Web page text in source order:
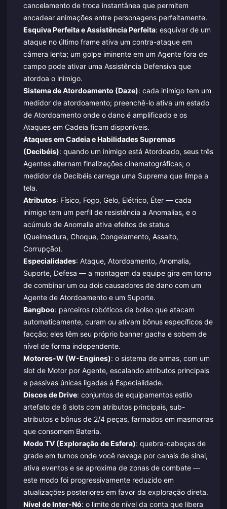
cancelamento de troca instantânea que permitem
encadear animações entre personagens perfeitamente.
Esquiva Perfeita e Assistência Perfeita: esquivar de um
ataque no último frame ativa um contra-ataque em
câmera lenta; um golpe iminente em um Agente fora de
campo pode ativar uma Assistência Defensiva que
atordoa o inimigo.
Sistema de Atordoamento (Daze): cada inimigo tem um
medidor de atordoamento; preenchê-lo ativa um estado
de Atordoamento onde o dano é amplificado e os
Ataques em Cadeia ficam disponíveis.
Ataques em Cadeia e Habilidades Supremas
(Decibéis): quando um inimigo está Atordoado, seus três
Agentes alternam finalizações cinematográficas; o
medidor de Decibéis carrega uma Suprema que limpa a
tela.
Atributos: Físico, Fogo, Gelo, Elétrico, Éter — cada
inimigo tem um perfil de resistência a Anomalias, e o
acúmulo de Anomalia ativa efeitos de status
(Queimadura, Choque, Congelamento, Assalto,
Corrupção).
Especialidades: Ataque, Atordoamento, Anomalia,
Suporte, Defesa — a montagem da equipe gira em torno
de combinar um ou dois causadores de dano com um
Agente de Atordoamento e um Suporte.
Bangboo: parceiros robóticos de bolso que atacam
automaticamente, curam ou ativam bônus específicos de
facção; eles têm seu próprio banner gacha e sobem de
nível de forma independente.
Motores-W (W-Engines): o sistema de armas, com um
slot de Motor por Agente, escalando atributos principais
e passivas únicas ligadas à Especialidade.
Discos de Drive: conjuntos de equipamentos estilo
artefato de 6 slots com atributos principais, sub-
atributos e bônus de 2/4 peças, farmados em masmorras
que consomem Bateria.
Modo TV (Exploração de Esfera): quebra-cabeças de
grade em turnos onde você navega por canais de sinal,
ativa eventos e se aproxima de zonas de combate —
este modo foi progressivamente reduzido em
atualizações posteriores em favor da exploração direta.
Nível de Inter-Nó: o limite de nível da conta que libera